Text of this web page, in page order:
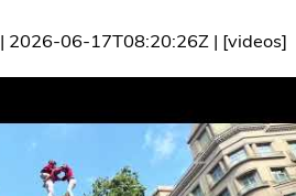
| 2026-06-17T08:20:26Z | [videos]